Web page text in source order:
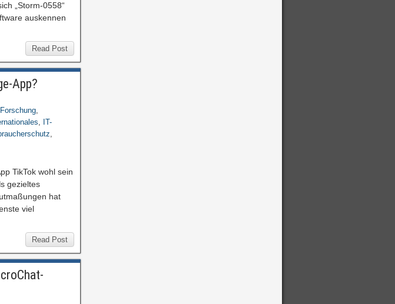
„Storm-0558“
auskennen
Read Post
App?
Forschung,
, IT-
,
TikTok wohl sein
gezieltes
hat
viel
Read Post